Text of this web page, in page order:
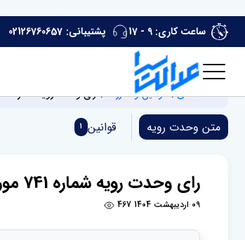
ساعت کاری: 9 - 17 پشتیبانی: 02126760657
صفحه اصلی قوانین و مقررات رای وحدت رویه شماره 741 مورخ 1394/03/26 هیات‌ عمومی دیوان ‌عالی ‌کشور
متن وحدت رویه قوانین 1
رای وحدت رویه شماره 741 مورخ 1394/03/26 هیات‌ عمومی دیوان ‌عالی ‌کشور
09 اردیبهشت 1404 467